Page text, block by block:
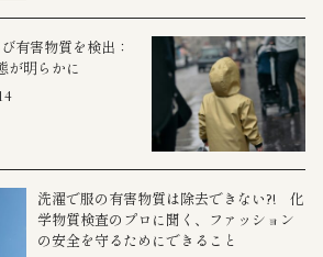
有害物質を検出：
が明らかに
洗濯で服の有害物質は除去できない?! 化
学物質検査のプロに聞く、ファッション
の安全を守るためにできること